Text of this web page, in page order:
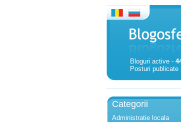
Bloguri active -
Posturi publicate
Categorii
Administratie locala